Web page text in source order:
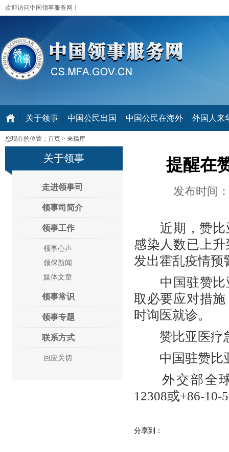
欢迎访问中国领事服务网！
关于领事 中国公民出国 中国公民在海外 外国人来
您现在的位置： 首页 > 来稿库
关于领事
走进领事司
领事司简介
领事工作
领事心声
领保新闻
媒体文章
领事常识
领事专题
联系方式
回应关切
提醒在
发布时间
近期，赞比亚
感染人数已上
发出霍乱疫情预
中国驻赞比亚
取必要应对措
时询医就诊。
赞比亚医疗
中国驻赞比亚
外交部全球
12308或+86-10-
分享到：